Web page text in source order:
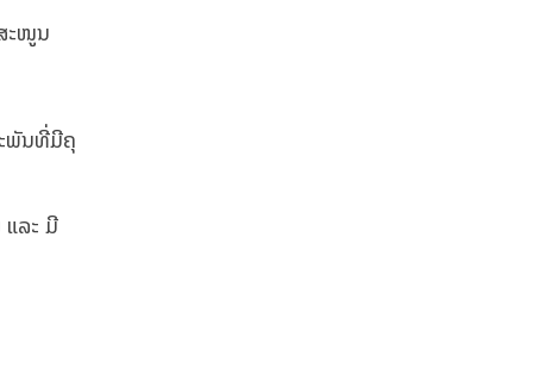
ະໜູນ​
ພັນທີ່ມີຄຸ
ລະ ມີ